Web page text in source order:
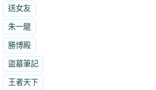
送女友
朱一龍
勝博殿
盜墓筆記
王者天下